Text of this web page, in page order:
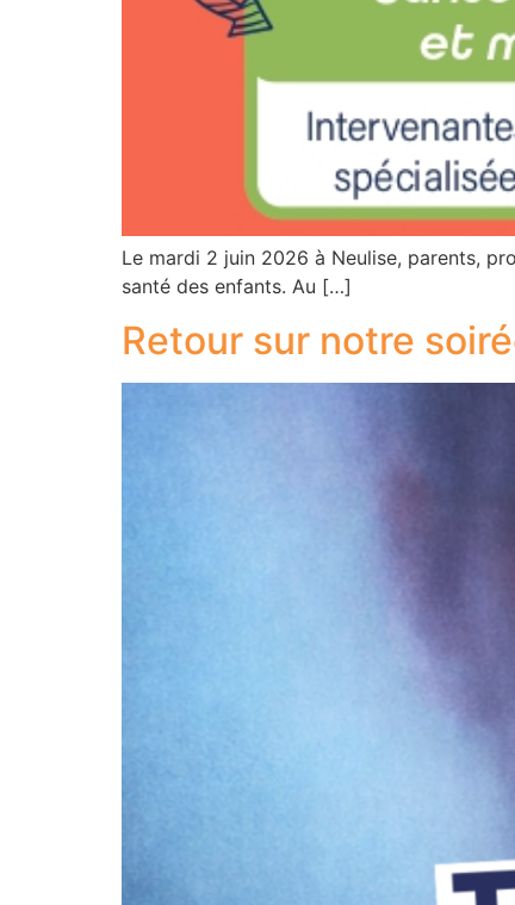
Le mardi 2 juin 2026 à Neulise, parents,
santé des enfants. Au […]
Retour sur notre